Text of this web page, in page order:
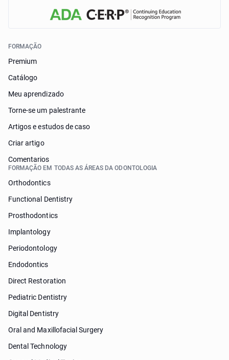
FORMAÇÃO
Premium
Catálogo
Meu aprendizado
Torne-se um palestrante
Artigos e estudos de caso
Criar artigo
Comentarios
FORMAÇÃO EM TODAS AS ÁREAS DA ODONTOLOGIA
Orthodontics
Functional Dentistry
Prosthodontics
Implantology
Periodontology
Endodontics
Direct Restoration
Pediatric Dentistry
Digital Dentistry
Oral and Maxillofacial Surgery
Dental Technology